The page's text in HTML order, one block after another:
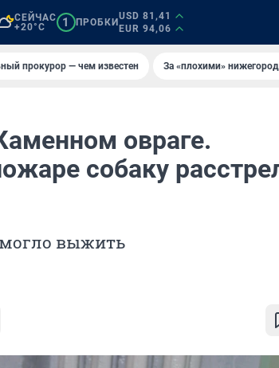
СЕЙЧАС
+20°C
1 ПРОБКИ
USD 81,41
EUR 94,06
прокурор — чем известен За «плохими»
овраге.
собаку
выжить